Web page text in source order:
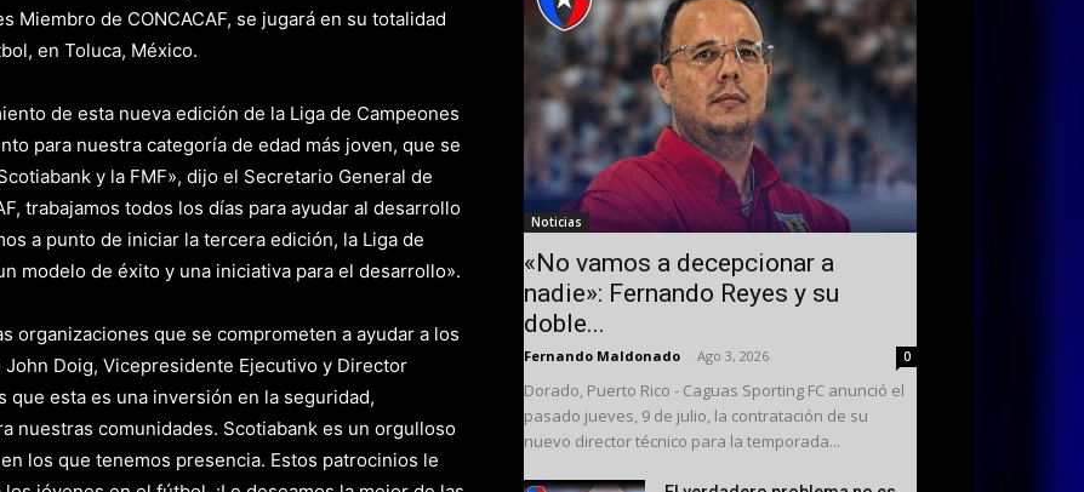
Miembro de CONCACAF, se jugará en su totalidad
en Toluca, México.
de esta nueva edición de la Liga de Campeones
para nuestra categoría de edad más joven, que se
y la FMF», dijo el Secretario General de
trabajamos todos los días para ayudar al desarrollo
a punto de iniciar la tercera edición, la Liga de
modelo de éxito y una iniciativa para el desarrollo».
organizaciones que se comprometen a ayudar a los
Doig, Vicepresidente Ejecutivo y Director
que esta es una inversión en la seguridad,
nuestras comunidades. Scotiabank es un orgulloso
los que tenemos presencia. Estos patrocinios le
Noticias
«No vamos a decepcionar a
nadie»: Fernando Reyes y su
doble...
Fernando Maldonado Ago 3, 2026 0
Dorado, Puerto Rico - Caguas Sporting FC anunció el
pasado jueves, 9 de julio, la contratación de su
nuevo director técnico para la temporada...